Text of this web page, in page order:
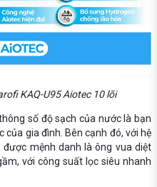
KAQ-U95 Aiotec 10 lõi
số độ sạch của nước là bạn
gia đình. Bên cạnh đó, với hệ
mệnh danh là ông vua diệt
với công suất lọc siêu nhanh